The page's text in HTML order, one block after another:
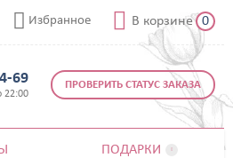
69
22:00
 Избранное  В корзине 0
ПРОВЕРИТЬ СТАТУС ЗАКАЗА
ПОДАРКИ